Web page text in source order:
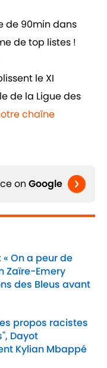
de 90min dans
de top listes !
le XI
de la Ligue des
chaîne
on Google
On a peur de
Zaïre-Emery
des Bleus avant
Date
propos racistes
Dayot
Kylian Mbappé
Date